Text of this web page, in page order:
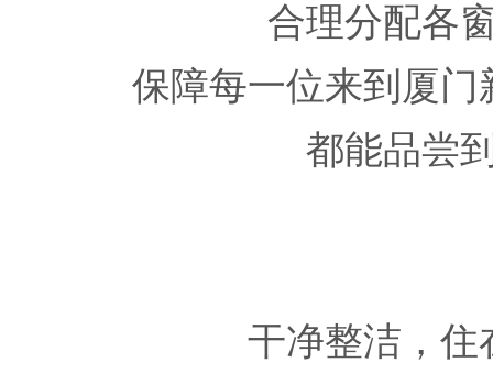
合理分配各
保障每一位来到厦
都能品尝
干净整洁，住